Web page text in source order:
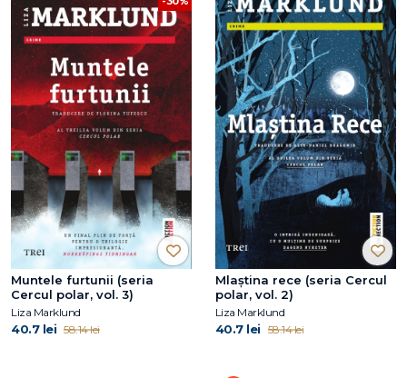
Muntele furtunii (seria
Cercul polar, vol. 3)
Liza Marklund
40.7 lei 58.14 lei
Mlaștina rece (seria Cercul
polar, vol. 2)
Liza Marklund
40.7 lei 58.14 lei